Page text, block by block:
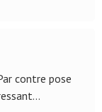
contre pose